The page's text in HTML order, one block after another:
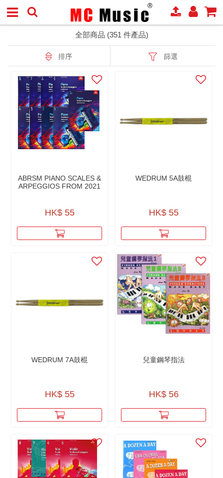
全部商品 (351 件產品)
排序 篩選
ABRSM PIANO SCALES &
ARPEGGIOS FROM 2021
HK$ 55
WEDRUM 5A鼓棍
HK$ 55
WEDRUM 7A鼓棍
HK$ 55
兒童鋼琴指法
HK$ 56